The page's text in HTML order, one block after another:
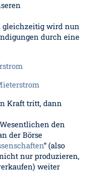
gleichzeitig wird nun
durch eine
Kraft tritt, dann
den
der Börse
“ (also
nur produzieren,
weiter